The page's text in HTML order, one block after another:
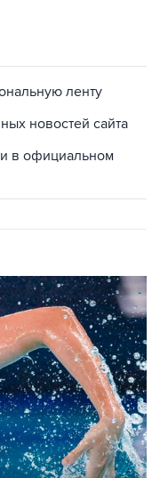
ленту
новостей сайта
в официальном